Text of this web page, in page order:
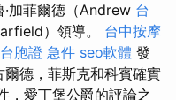
加菲爾德（Andrew 台
）領導。 台中按摩
台胞證 急件 seo軟體 發
德，菲斯克和科賓確實
，愛丁堡公爵的評論之